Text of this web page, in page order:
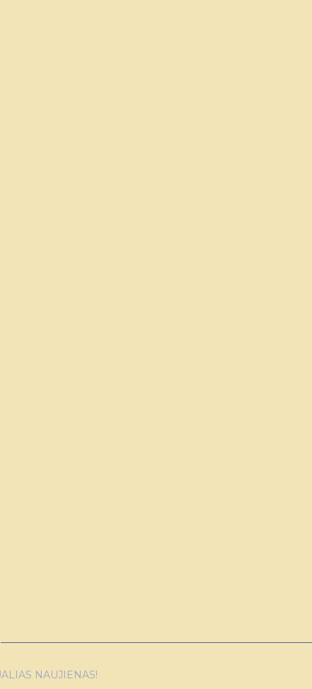
NAUJIENAS!